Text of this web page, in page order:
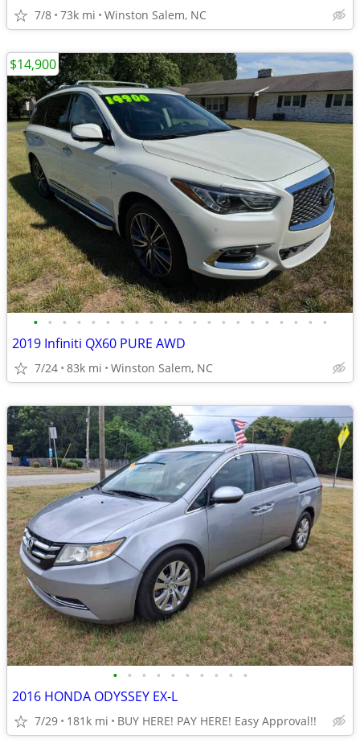
7/8 73k mi Winston Salem, NC
• • • • • • • • • • • • • • • • • • • • •
2019 Infiniti QX60 PURE AWD
7/24 83k mi Winston Salem, NC
$14,900
• • • • • • • • • •
2016 HONDA ODYSSEY EX-L
7/29 181k mi BUY HERE! PAY HERE! Easy Approval!!